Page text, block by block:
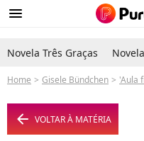
menu
Novela Três Graças
Home Gisele Bündchen 'Aula fica mais
arrow_left VOLTAR À MATÉRIA